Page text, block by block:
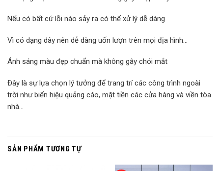
Nếu có bất cứ lỗi nào sảy ra có thể xử lý dễ dàng
Vì có dạng dây nên dễ dàng uốn lượn trên mọi địa hình…
Ánh sáng màu đẹp chuẩn mà không gây chói mắt
Đây là sự lựa chọn lý tưởng để trang trí các công trình ngoài
trời như biển hiệu quảng cáo, mặt tiền các cửa hàng và viền tòa
nhà…
SẢN PHẨM TƯƠNG TỰ